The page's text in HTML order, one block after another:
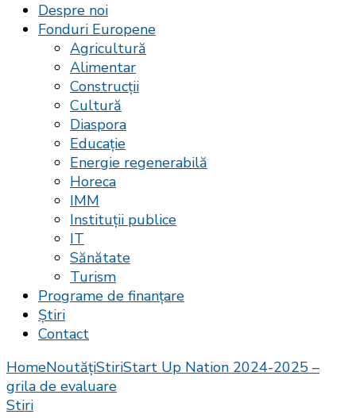
Despre noi
Fonduri Europene
Agricultură
Alimentar
Construcții
Cultură
Diaspora
Educație
Energie regenerabilă
Horeca
IMM
Instituții publice
IT
Sănătate
Turism
Programe de finanțare
Știri
Contact
HomeNoutățiStiriStart Up Nation 2024-2025 –
grila de evaluare
Stiri